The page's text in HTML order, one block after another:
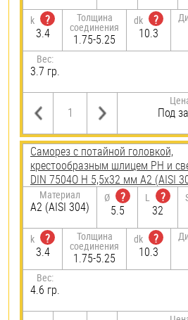
k
?
3.4
Толщина
соединения
1.75-5.25
dk
?
10.3
Вес:
3.7 гр.
Под
Саморез с потайной головкой,
крестообразным шлицем PH и
DIN 7504O H 5,5х32 мм А2 (AISI
Материал
А2 (AISI 304)
Ø
?
5.5
L
?
32
k
?
3.4
Толщина
соединения
1.75-5.25
dk
?
10.3
Вес:
4.6 гр.